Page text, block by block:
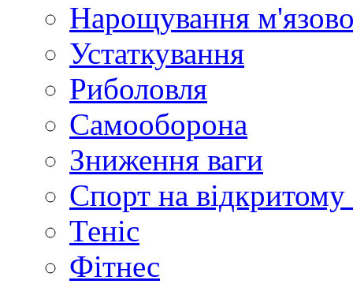
Нарощування
Устаткування
Риболовля
Самооборона
Зниження ваги
Спорт на відкритому
Теніс
Фітнес